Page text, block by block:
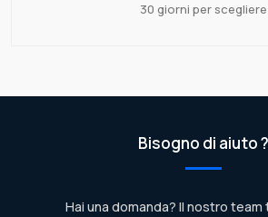
30 giorni per scegliere
Bisogno di aiuto ?
Hai una domanda? Il nostro team